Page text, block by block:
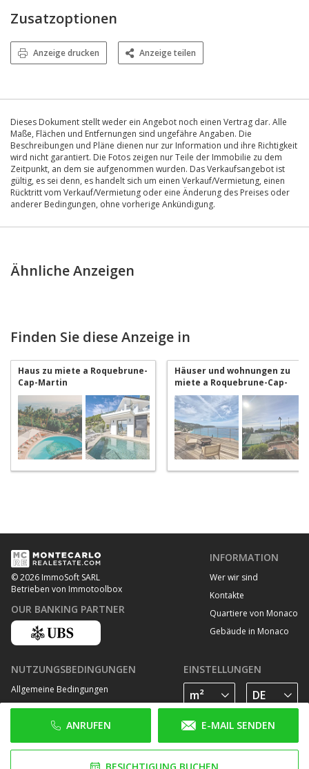
ANRUFEN E-MAIL SENDEN
Zusatzoptionen
Anzeige drucken Anzeige teilen
Dieses Dokument stellt weder ein Angebot noch einen Vertrag dar. Alle
Maße, Flächen und Entfernungen sind ungefähre Angaben. Die
Beschreibungen und Pläne dienen nur zur Information und ihre Richtigkeit
wird nicht garantiert. Die Fotos zeigen nur Teile der Immobilie zu dem
Zeitpunkt, an dem sie aufgenommen wurden. Das Verkaufsangebot ist
gültig, es sei denn, es handelt sich um einen Verkauf/Vermietung, einen
Rücktritt vom Verkauf/Vermietung oder eine Änderung des Preises oder
anderer Bedingungen, ohne vorherige Ankündigung.
Ähnliche Anzeigen
Finden Sie diese Anzeige in
Haus zu miete a Roquebrune-
Cap-Martin
Häuser und wohnungen zu
miete a Roquebrune-Cap-
Martin
© 2026 ImmoSoft SARL
Betrieben von Immotoolbox
OUR BANKING PARTNER
INFORMATION
Wer wir sind
Kontakte
Quartiere von Monaco
Gebäude in Monaco
NUTZUNGSBEDINGUNGEN
Allgemeine Bedingungen
Datenschutz Bestimmungen
Cookie Richtlinie
EINSTELLUNGEN
FOLGE UNS AUF